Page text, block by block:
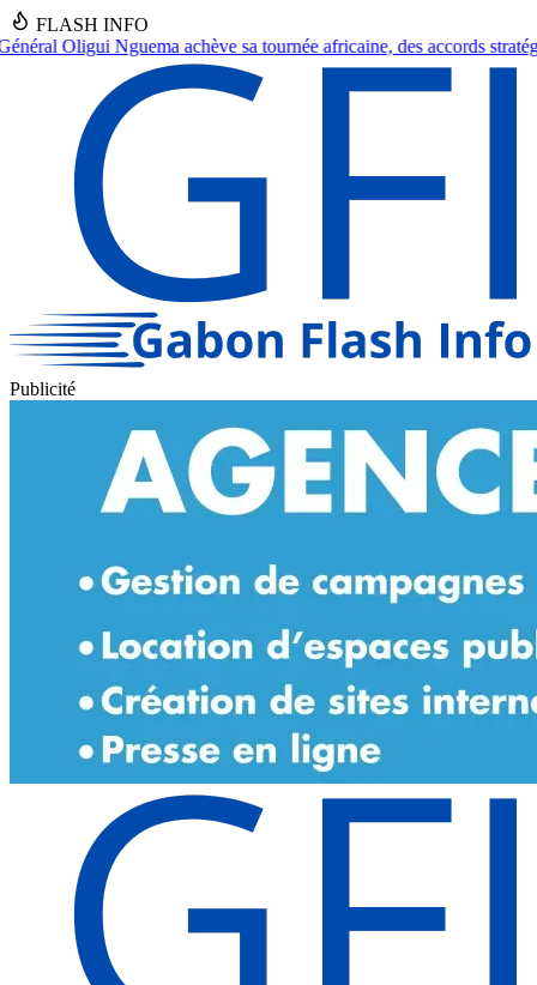
FLASH INFO
africaine, des accords stratégiques en vue.● Franceville : Un
Publicité